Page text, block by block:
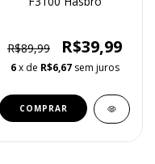
R$89,99 R$39,99
6 x de R$6,67 sem juros